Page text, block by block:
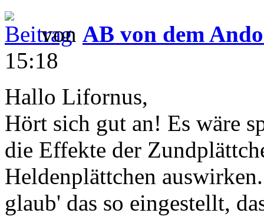
von AB von dem
15:18
Hallo Lifornus,
Hört sich gut an! Es wäre
die Effekte der
Heldenplättchen
glaub' das so eingestellt,